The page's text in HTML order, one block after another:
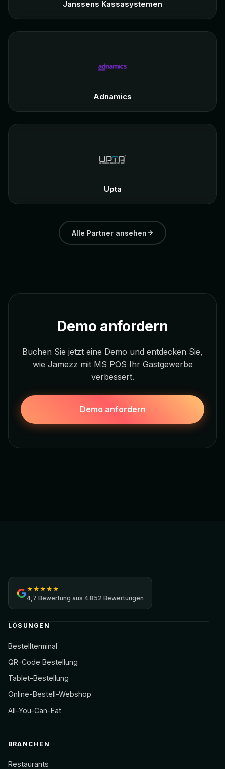
Janssens Kassasystemen
Adnamics
Upta
Alle Partner ansehen
Demo anfordern
Buchen Sie jetzt eine Demo und entdecken Sie,
wie Jamezz mit MS POS Ihr Gastgewerbe
verbessert.
Demo anfordern
★★★★★
4,7 Bewertung aus 4.852 Bewertungen
LÖSUNGEN
Bestellterminal
QR-Code Bestellung
Tablet-Bestellung
Online-Bestell-Webshop
All-You-Can-Eat
BRANCHEN
Restaurants